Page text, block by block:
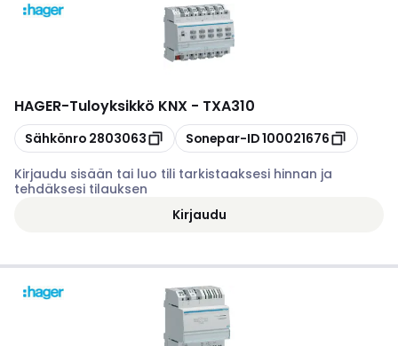
HAGER-Tuloyksikkö KNX - TXA310
Kopioi
Sähkönro 2803063 Kopioi
Sonepar-ID100021676
Kirjaudu sisään tai luo tili tarkistaaksesi hinnan ja
tehdäksesi tilauksen
Kirjaudu